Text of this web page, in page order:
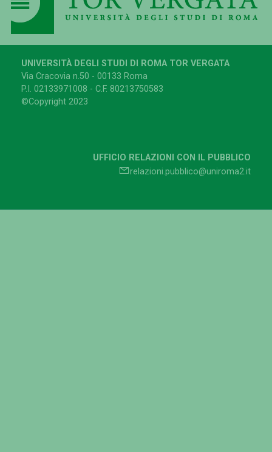
UNIVERSITÀ DEGLI STUDI DI ROMA TOR VERGATA
Via Cracovia n.50 - 00133 Roma
P.I. 02133971008 - C.F. 80213750583
©Copyright 2023
UFFICIO RELAZIONI CON IL PUBBLICO
relazioni.pubblico@uniroma2.it